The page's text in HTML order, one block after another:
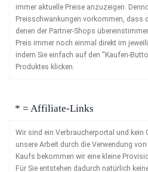
immer aktuelle Preise anzuzeigen.
Preisschwankungen vorkommen, dass
denen der Partner-Shops
Preis immer noch einmal direkt im
indem Sie einfach auf den "Kaufen-
Produktes klicken.
* = Affiliate-Links
Wir sind ein Verbraucherportal und kein
unsere Arbeit durch die Verwendung
Kaufs bekommen wir eine kleine
Für Sie entstehen dadurch natürlich